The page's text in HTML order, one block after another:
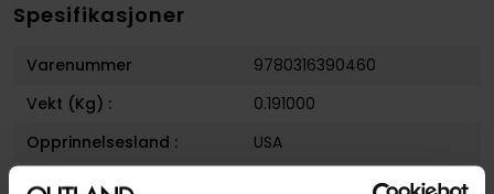
Spesifikasjoner
Varenummer
9780316390460
Vekt (Kg) :
0.191000
Opprinnelsesland :
USA
Format